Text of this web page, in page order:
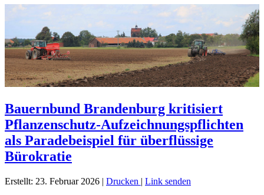
Bauernbund Brandenburg kritisiert
Pflanzenschutz-Aufzeichnungspflichten
als Paradebeispiel für überflüssige
Bürokratie
Erstellt: 23. Februar 2026 | Drucken | Link senden